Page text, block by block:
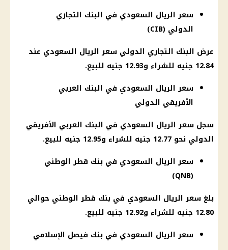
سعر الريال السعودي في البنك التجاري
الدولي (CIB)
عرض البنك التجاري الدولي سعر الريال السعودي عند
12.84 جنيه للشراء و12.93 جنيه للبيع.
سعر الريال السعودي في البنك العربي
الأفريقي الدولي
سجل سعر الريال السعودي في البنك العربي الأفريقي
الدولي نحو 12.77 جنيه للشراء و12.95 جنيه للبيع.
سعر الريال السعودي في بنك قطر الوطني
(QNB)
بلغ سعر الريال السعودي في بنك قطر الوطني حوالي
12.80 جنيه للشراء و12.92 جنيه للبيع.
سعر الريال السعودي في بنك فيصل الإسلامي